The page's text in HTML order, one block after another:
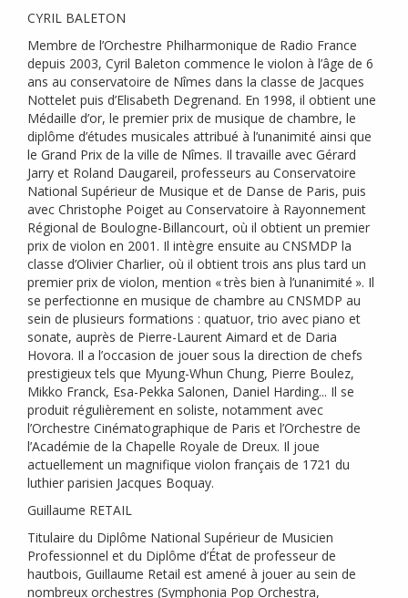
CYRIL BALETON
Membre de l’Orchestre Philharmonique de Radio France
depuis 2003, Cyril Baleton commence le violon à l’âge de 6
ans au conservatoire de Nîmes dans la classe de Jacques
Nottelet puis d’Elisabeth Degrenand. En 1998, il obtient une
Médaille d’or, le premier prix de musique de chambre, le
diplôme d’études musicales attribué à l’unanimité ainsi que
le Grand Prix de la ville de Nîmes. Il travaille avec Gérard
Jarry et Roland Daugareil, professeurs au Conservatoire
National Supérieur de Musique et de Danse de Paris, puis
avec Christophe Poiget au Conservatoire à Rayonnement
Régional de Boulogne-Billancourt, où il obtient un premier
prix de violon en 2001. Il intègre ensuite au CNSMDP la
classe d’Olivier Charlier, où il obtient trois ans plus tard un
premier prix de violon, mention «très bien à l’unanimité ». Il
se perfectionne en musique de chambre au CNSMDP au
sein de plusieurs formations : quatuor, trio avec piano et
sonate, auprès de Pierre-Laurent Aimard et de Daria
Hovora. Il a l’occasion de jouer sous la direction de chefs
prestigieux tels que Myung-Whun Chung, Pierre Boulez,
Mikko Franck, Esa-Pekka Salonen, Daniel Harding... Il se
produit régulièrement en soliste, notamment avec
l’Orchestre Cinématographique de Paris et l’Orchestre de
l’Académie de la Chapelle Royale de Dreux. Il joue
actuellement un magnifique violon français de 1721 du
luthier parisien Jacques Boquay.
Guillaume RETAIL
Titulaire du Diplôme National Supérieur de Musicien
Professionnel et du Diplôme d’État de professeur de
hautbois, Guillaume Retail est amené à jouer au sein de
nombreux orchestres (Symphonia Pop Orchestra,